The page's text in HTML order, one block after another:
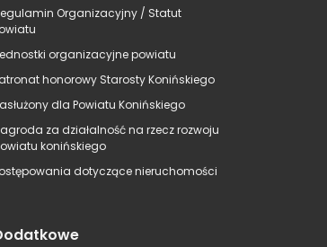
Organizacyjny / Statut
organizacyjne powiatu
honorowy Starosty Konińskiego
dla Powiatu Konińskiego
za działalność na rzecz rozwoju
konińskiego
dotyczące nieruchomości